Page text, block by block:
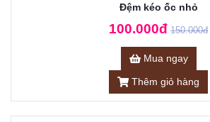
Đệm kéo ốc nhỏ
100.000đ 150.000đ
Mua ngay
Thêm giỏ hàng